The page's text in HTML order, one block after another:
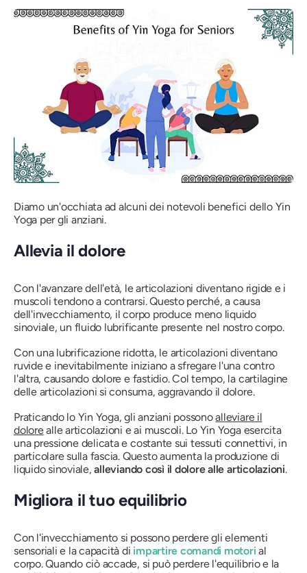
Diamo un'occhiata ad alcuni dei notevoli benefici dello Yin
Yoga per gli anziani.
Allevia il dolore
Con l'avanzare dell'età, le articolazioni diventano rigide e i
muscoli tendono a contrarsi. Questo perché, a causa
dell'invecchiamento, il corpo produce meno liquido
sinoviale, un fluido lubrificante presente nel nostro corpo.
Con una lubrificazione ridotta, le articolazioni diventano
ruvide e inevitabilmente iniziano a sfregare l'una contro
l'altra, causando dolore e fastidio. Col tempo, la cartilagine
delle articolazioni si consuma, aggravando il dolore.
Praticando lo Yin Yoga, gli anziani possonoalleviare il
dolorealle articolazioni e ai muscoli. Lo Yin Yoga esercita
una pressione delicata e costante sui tessuti connettivi, in
particolare sulla fascia. Questo aumenta la produzione di
liquido sinoviale,alleviando così il dolore alle articolazioni.
Migliora il tuo equilibrio
Con l'invecchiamento si possono perdere gli elementi
sensoriali e la capacità di impartire comandi motori al
corpo. Quando ciò accade, si può perdere l'equilibrio e la